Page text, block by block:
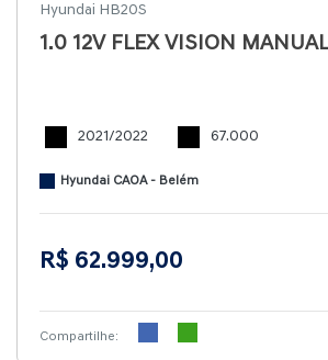
Hyundai HB20S
1.0 12V FLEX VISION MANUAL
2021/2022 67.000
Hyundai CAOA - Belém
R$ 62.999,00
Compartilhe: